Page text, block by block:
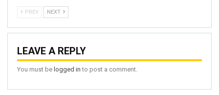
PREV NEXT
LEAVE A REPLY
You must be logged in to post a comment.